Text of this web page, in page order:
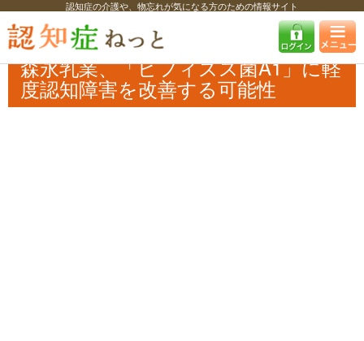
認知症の介護や、物忘れが気になる方のための情報サイト
認知症ねっと 認知症最新ニュース 予防・改善
森永乳業、「ビフィズ
ス菌A1」に軽度認知障害を改善する可能性
森永乳業、「ビフィズス菌A1」に軽
度認知障害を改善する可能性